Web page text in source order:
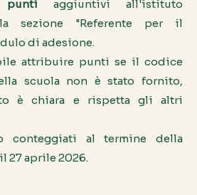
punti aggiuntivi all'istituto
sezione "Referente per il
di adesione.
attribuire punti se il codice
scuola non è stato fornito,
è chiara e rispetta gli altri
conteggiati al termine della
27 aprile 2026.